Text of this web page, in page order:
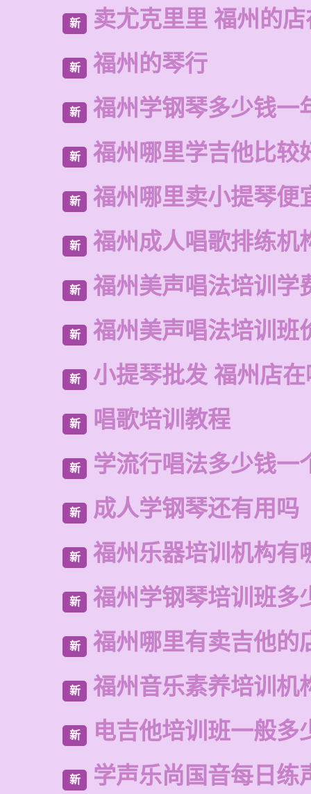
新 卖尤克里里 福州的
新 福州的琴行
新 福州学钢琴多少钱一
新 福州哪里学吉他比较
新 福州哪里卖小提琴便
新 福州成人唱歌排练机
新 福州美声唱法培训学
新 福州美声唱法培训班
新 小提琴批发 福州店
新 唱歌培训教程
新 学流行唱法多少钱一
新 成人学钢琴还有用吗
新 福州乐器培训机构有
新 福州学钢琴培训班多
新 福州哪里有卖吉他的
新 福州音乐素养培训机
新 电吉他培训班一般多
新 学声乐尚国音每日练